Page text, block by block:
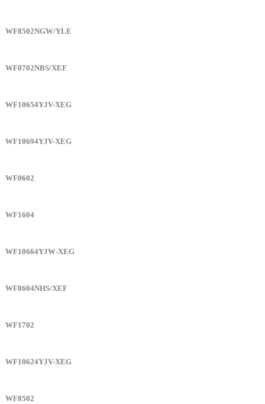
WF8502NGW/YLE
WF0702NBS/XEF
WF10654YJV-XEG
WF10694YJV-XEG
WF0602
WF1604
WF10664YJW-XEG
WF8604NHS/XEF
WF1702
WF10624YJV-XEG
WF8502